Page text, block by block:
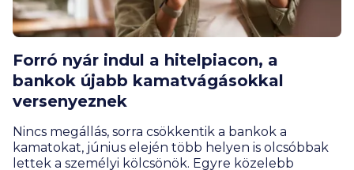
Forró nyár indul a hitelpiacon, a
bankok újabb kamatvágásokkal
versenyeznek
Nincs megállás, sorra csökkentik a bankok a
kamatokat, június elején több helyen is olcsóbbak
lettek a személyi kölcsönök. Egyre közelebb